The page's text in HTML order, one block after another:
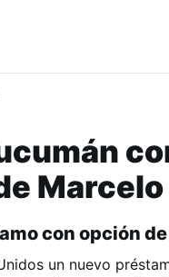
con opción
un nuevo